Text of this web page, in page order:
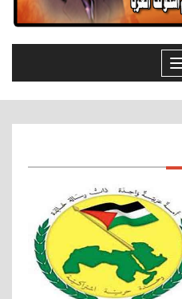
Toggle
navigation